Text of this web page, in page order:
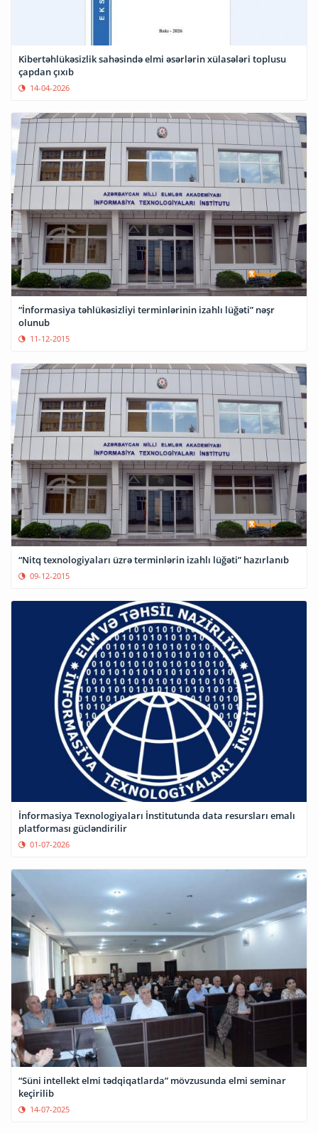
Kibertəhlükəsizlik sahəsində elmi əsərlərin xülasələri toplusu
çapdan çıxıb
14-04-2026
“İnformasiya təhlükəsizliyi terminlərinin izahlı lüğəti” nəşr
olunub
11-12-2015
“Nitq texnologiyaları üzrə terminlərin izahlı lüğəti” hazırlanıb
09-12-2015
İnformasiya Texnologiyaları İnstitutunda data resursları emalı
platforması gücləndirilir
01-07-2026
“Süni intellekt elmi tədqiqatlarda” mövzusunda elmi seminar
keçirilib
14-07-2025